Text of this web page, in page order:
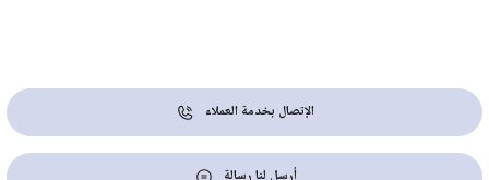
الإتصال بخدمة العملاء
أرسل لنا رسالة